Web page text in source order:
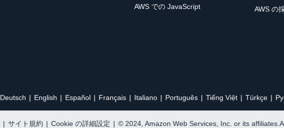
AWS での JavaScript
AWS の
Deutsch English Español Français Italiano Português Tiếng Việt Türkçe
| サイト規約 | Cookie の詳細設定 | © 2024, Amazon Web Services, Inc. or its